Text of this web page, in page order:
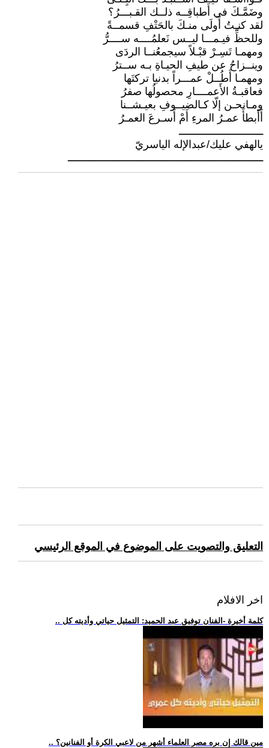
وضَمَّـكَ في أَطباقِــه ذلــك القـبـــرُ؟
لقد كنـتُ أَولَى منـكَ بالحَتْفِ قسمــةً
وللحظِّ فيـمـــا ليــس نَعلمُــــه ســــرُّ
ومهمـا تَسِـرْ قبْـلاً سيجمعُنــا الردَى
وينــزاحُ عن طيفِ الحيـاةِ بـه ســترُ
ومهمـا أَطُــلْ عمـــراً بدنيا تركتَها
فعاقبـةُ الأَعمــــارِ محصولُها صفرُ
ومـانحـن إلّا كـالضيــوفِ بعيـشــنا
أَأَبطأَ عمـرُ المرءِ أَمْ أَسـرعَ العمـرُ
ــــــــــــــــــــــــــــ
يالهفي عليك/عبدالإله الياسريّ
ـــــــــــــــــــــــــــــــــــــــــــــــــــــــــــــــــ
التعليق والتصويت على الموضوع في الموقع الرئيسي
اخر الافلام
.. كلمة أخيرة -الفنان توفيق عبد الحميد: التمثيل حياتي وأديته كل
.. مين قالك إن بره مصر العلماء أشهر من لاعبي الكرة أو الفنانين؟